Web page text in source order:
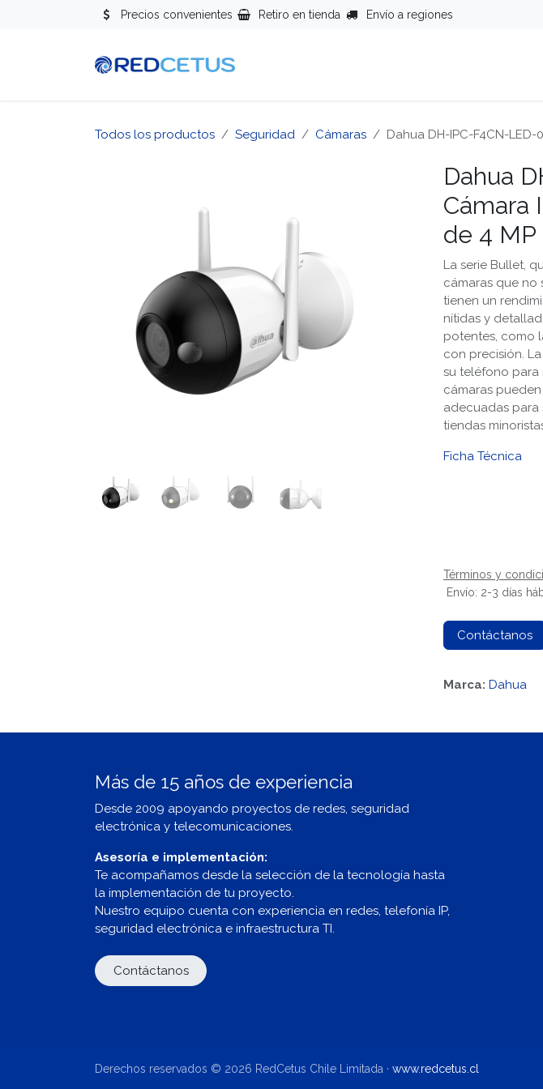
Precios convenientes Retiro en tienda Envío a regiones
Todos los productos Seguridad Cámaras Dahua DH-IPC-F4CN-
Dahua
Cámara
de 4 MP
La serie Bullet,
cámaras que no
tienen un
nítidas y
potentes, como
con precisión.
su teléfono para
cámaras
adecuadas para
tiendas
Ficha Técnica
Términos y
Envío: 2-3 días
Contáctanos
Marca: Dahua
Más de 15 años de experiencia
Desde 2009 apoyando proyectos de redes, seguridad
electrónica y telecomunicaciones.
Asesoría e implementación:
Te acompañamos desde la selección de la tecnología hasta
la implementación de tu proyecto.
Nuestro equipo cuenta con experiencia en redes, telefonía IP,
seguridad electrónica e infraestructura TI.
Contáctanos
Derechos reservados © 2026 RedCetus Chile Limitada · www.redcetus.cl